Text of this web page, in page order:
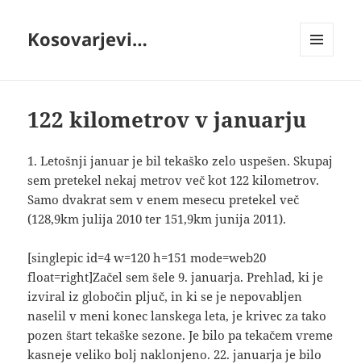
Kosovarjevi…
122 kilometrov v januarju
1. Letošnji januar je bil tekaško zelo uspešen. Skupaj
sem pretekel nekaj metrov več kot 122 kilometrov.
Samo dvakrat sem v enem mesecu pretekel več
(128,9km julija 2010 ter 151,9km junija 2011).
[singlepic id=4 w=120 h=151 mode=web20
float=right]Začel sem šele 9. januarja. Prehlad, ki je
izviral iz globočin pljuč, in ki se je nepovabljen
naselil v meni konec lanskega leta, je krivec za tako
pozen štart tekaške sezone. Je bilo pa tekačem vreme
kasneje veliko bolj naklonjeno. 22. januarja je bilo